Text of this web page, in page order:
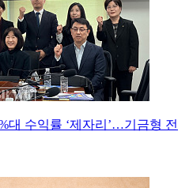
대 수익률 ‘제자리’…기금형 전